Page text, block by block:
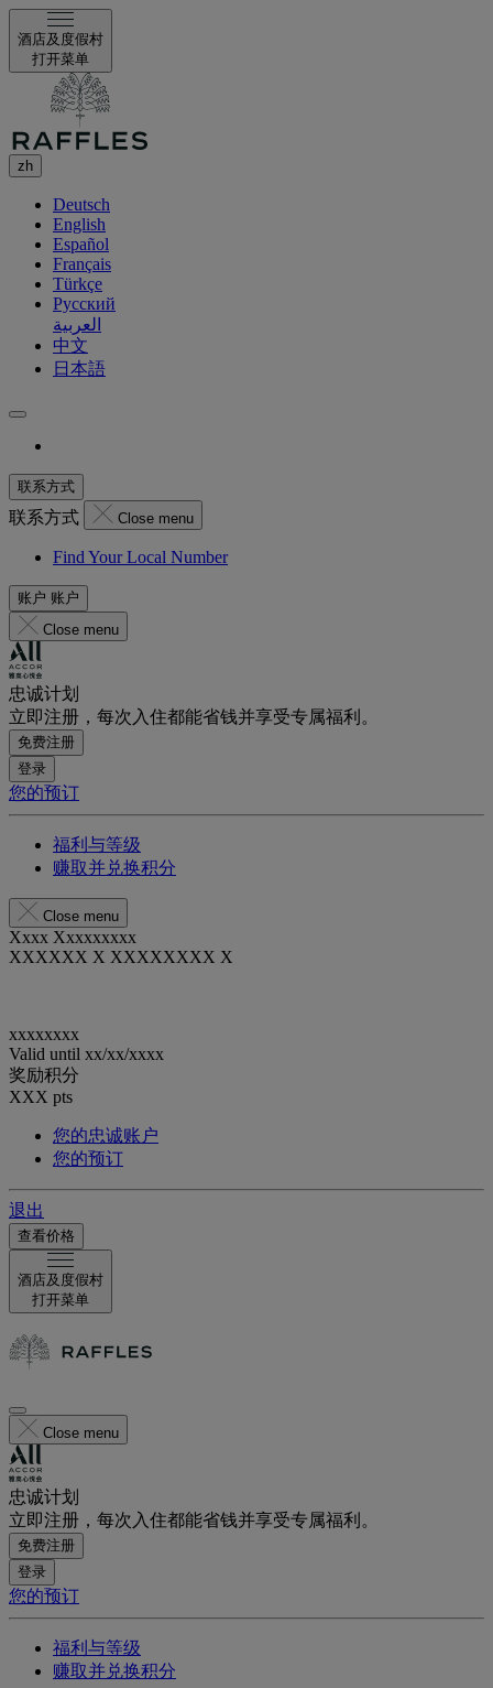
酒店及度假村
打开菜单
zh
Deutsch
English
Español
Français
Türkçe
Русский
العربية
中文
日本語
联系方式
联系方式 Close menu
Find Your Local Number
账户 账户
Close menu
忠诚计划
立即注册，每次入住都能省钱并享受专属福利。
免费注册
登录
您的预订
福利与等级
赚取并兑换积分
Close menu
Xxxx Xxxxxxxxx
XXXXXX X XXXXXXXX X
xxxxxxxx
Valid until xx/xx/xxxx
奖励积分
XXX pts
您的忠诚账户
您的预订
退出
查看价格
酒店及度假村
打开菜单
Close menu
忠诚计划
立即注册，每次入住都能省钱并享受专属福利。
免费注册
登录
您的预订
福利与等级
赚取并兑换积分